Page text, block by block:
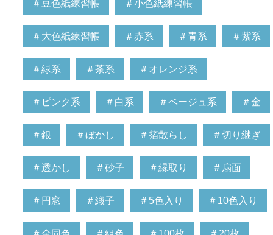
＃豆色紙練習帳 ＃小色紙練習帳
＃大色紙練習帳 ＃赤系 ＃青系 ＃紫系
＃緑系 ＃茶系 ＃オレンジ系
＃ピンク系 ＃白系 ＃ベージュ系 ＃金
＃銀 ＃ぼかし ＃箔散らし ＃切り継ぎ
＃透かし ＃砂子 ＃縁取り ＃扇面
＃円窓 ＃緞子 ＃5色入り ＃10色入り